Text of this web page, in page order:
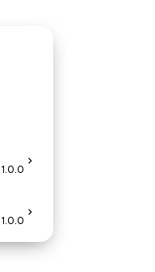
1.0.0
1.0.0